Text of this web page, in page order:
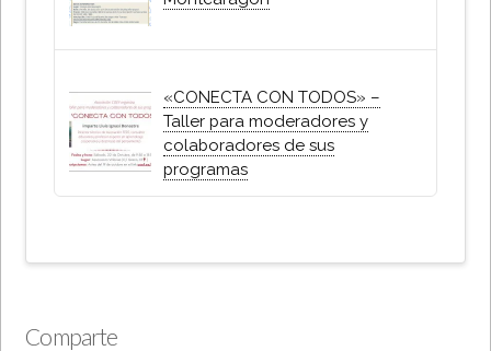
«CONECTA CON TODOS» –
Taller para moderadores y
colaboradores de sus
programas
Comparte